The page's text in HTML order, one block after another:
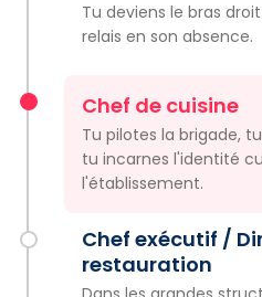
Tu deviens le bras
relais en son absence.
Chef de cuisine
Tu pilotes la brigade,
tu incarnes l'identité
l'établissement.
Chef exécutif /
restauration